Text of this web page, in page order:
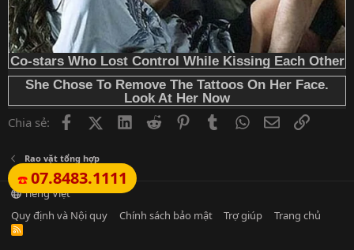
Chia sẻ: FacebookX (Twitter)
LinkedInReddit PinterestTumblrWhatsApp
EmailLink
☎️ 07.8483.1111
Rao vặt tổng hợp
Tiếng Việt
Quy định và Nội quy
Chính sách bảo mật Trợ giúp Trang chủ
R